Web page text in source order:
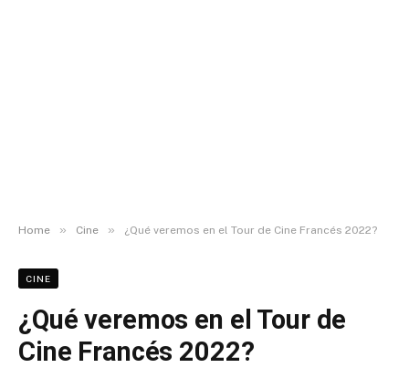
Home » Cine » ¿Qué veremos en el Tour de Cine Francés 2022?
CINE
¿Qué veremos en el Tour de
Cine Francés 2022?